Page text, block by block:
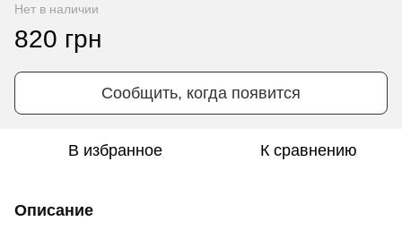
Нет в наличии
820 грн
Сообщить, когда появится
В избранное К сравнению
Описание